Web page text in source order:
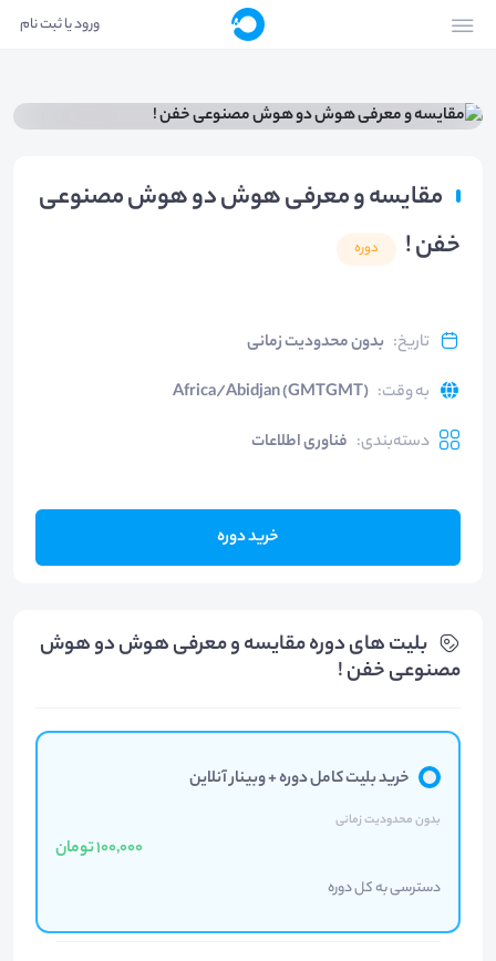
ورود یا ثبت نام
مقایسه و معرفی هوش دو هوش مصنوعی
خفن !
دوره
تاریخ: بدون محدودیت زمانی
به وقت:
Africa/Abidjan (GMTGMT)
دسته‌بندی: فناوری اطلاعات
خرید دوره
بلیت های دوره مقایسه و معرفی هوش دو هوش
مصنوعی خفن !
خرید بلیت کامل دوره + وبینار آنلاین
بدون محدودیت زمانی
100,000 تومان
دسترسی به کل دوره